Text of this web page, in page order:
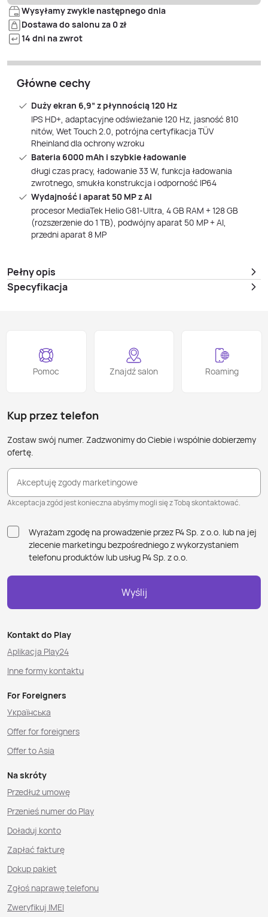
Wysyłamy zwykle następnego dnia
Dostawa do salonu za 0 zł
14 dni na zwrot
Główne cechy
Duży ekran 6,9” z płynnością 120 Hz
IPS HD+, adaptacyjne odświeżanie 120 Hz, jasność 810
nitów, Wet Touch 2.0, potrójna certyfikacja TÜV
Rheinland dla ochrony wzroku
Bateria 6000 mAh i szybkie ładowanie
długi czas pracy, ładowanie 33 W, funkcja ładowania
zwrotnego, smukła konstrukcja i odporność IP64
Wydajność i aparat 50 MP z AI
procesor MediaTek Helio G81-Ultra, 4 GB RAM + 128 GB
(rozszerzenie do 1 TB), podwójny aparat 50 MP + AI,
przedni aparat 8 MP
Pełny opis
Specyfikacja
Pomoc Znajdź salon Roaming
Kup przez telefon
Zostaw swój numer. Zadzwonimy do Ciebie i wspólnie dobierzemy
ofertę.
Akceptuję zgody marketingowe
Akceptacja zgód jest konieczna abyśmy mogli się z Tobą skontaktować.
Wyrażam zgodę na prowadzenie przez P4 Sp. z o.o. lub na jej
zlecenie marketingu bezpośredniego z wykorzystaniem
telefonu produktów lub usług P4 Sp. z o.o.
Wyślij
Kontakt do Play
Aplikacja Play24
Inne formy kontaktu
For Foreigners
Українська
Offer for foreigners
Offer to Asia
Na skróty
Przedłuż umowę
Przenieś numer do Play
Doładuj konto
Zapłać fakturę
Dokup pakiet
Zgłoś naprawę telefonu
Zweryfikuj IMEI